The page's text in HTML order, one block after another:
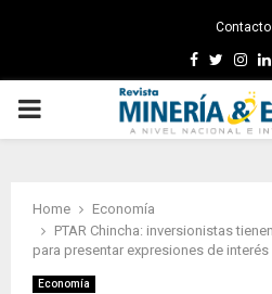
Contacto
Facebook
Twitter
PRIMARY
Home
Economía
PTAR Chincha: inversionistas
para presentar expresiones de interés
Economía